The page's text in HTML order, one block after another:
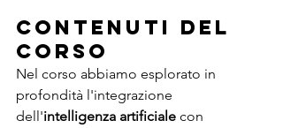
Contenuti del
Corso
Nel corso abbiamo esplorato in
profondità l'integrazione
dell'intelligenza artificiale con